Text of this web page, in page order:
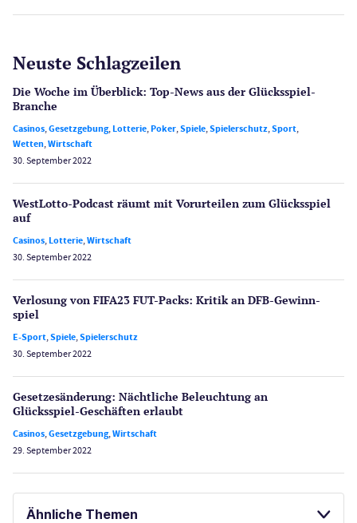
Neuste Schlagzeilen
Die Woche im Überblick: Top-News aus der Glücksspiel-
Branche
Casinos,Gesetzgebung,Lotterie,Poker,Spiele,Spielerschutz,Sport,
Wetten,Wirtschaft
30. September 2022
WestLotto-Podcast räumt mit Vorurteilen zum Glücksspiel
auf
Casinos,Lotterie,Wirtschaft
30. September 2022
Verlosung von FIFA23 FUT-Packs: Kritik an DFB-Gewinn­
spiel
E-Sport,Spiele,Spielerschutz
30. September 2022
Gesetzes­änderung: Nächtliche Beleuch­tung an
Glücksspiel-Geschäften erlaubt
Casinos,Gesetzgebung,Wirtschaft
29. September 2022
Ähnliche Themen